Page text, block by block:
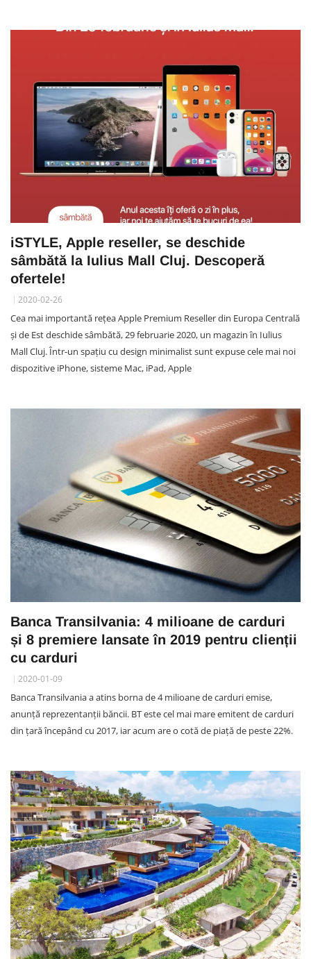
iSTYLE, Apple reseller, se deschide
sâmbătă la Iulius Mall Cluj. Descoperă
ofertele!
2020-02-26
Cea mai importantă rețea Apple Premium Reseller din Europa Centrală
și de Est deschide sâmbătă, 29 februarie 2020, un magazin în Iulius
Mall Cluj. Într-un spațiu cu design minimalist sunt expuse cele mai noi
dispozitive iPhone, sisteme Mac, iPad, Apple
Banca Transilvania: 4 milioane de carduri
și 8 premiere lansate în 2019 pentru clienții
cu carduri
2020-01-09
Banca Transilvania a atins borna de 4 milioane de carduri emise,
anunță reprezentanții băncii. BT este cel mai mare emitent de carduri
din țară începând cu 2017, iar acum are o cotă de piață de peste 22%.